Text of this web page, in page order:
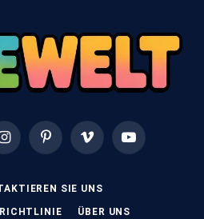
InstagramPinterest Vimeo YouTube
SIE UNS
ÜBER UNS